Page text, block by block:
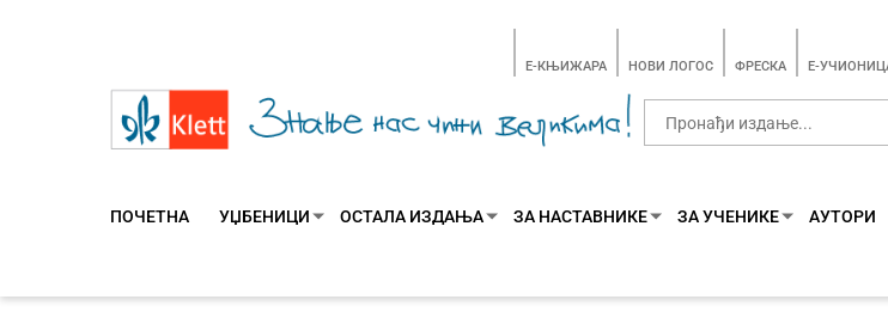
E-КЊИЖАРА НОВИ ЛОГОС ФРЕСКА E-
ПОЧЕТНА УЏБЕНИЦИ ОСТАЛА ИЗДАЊА ЗА НАСТАВНИКЕ ЗА УЧЕНИКЕ АУТОРИ